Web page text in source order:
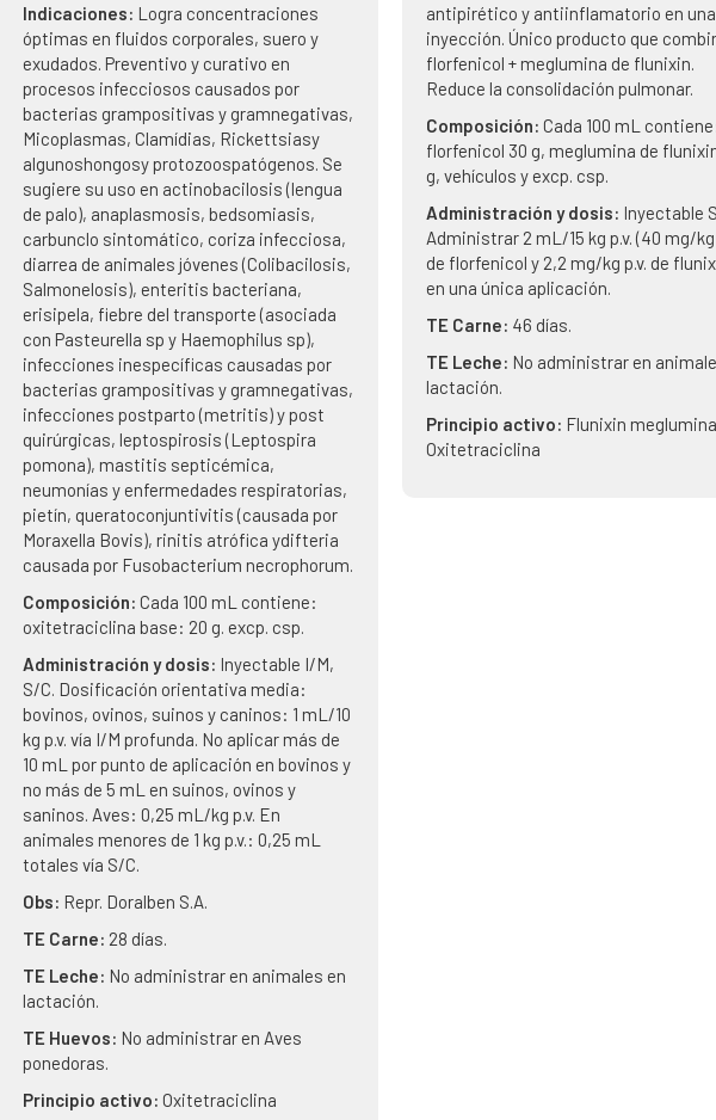
Indicaciones: Logra concentraciones
óptimas en fluidos corporales, suero y
exudados. Preventivo y curativo en
procesos infecciosos causados por
bacterias grampositivas y gramnegativas,
Micoplasmas, Clamídias, Rickettsiasy
algunoshongosy protozoospatógenos. Se
sugiere su uso en actinobacilosis (lengua
de palo), anaplasmosis, bedsomiasis,
carbunclo sintomático, coriza infecciosa,
diarrea de animales jóvenes (Colibacilosis,
Salmonelosis), enteritis bacteriana,
erisipela, fiebre del transporte (asociada
con Pasteurella sp y Haemophilus sp),
infecciones inespecíficas causadas por
bacterias grampositivas y gramnegativas,
infecciones postparto (metritis) y post
quirúrgicas, leptospirosis (Leptospira
pomona), mastitis septicémica,
neumonías y enfermedades respiratorias,
pietín, queratoconjuntivitis (causada por
Moraxella Bovis), rinitis atrófica ydifteria
causada por Fusobacterium necrophorum.
Composición:Cada 100 mL contiene:
oxitetraciclina base: 20 g. excp. csp.
Administración y dosis: Inyectable I/M,
S/C. Dosificación orientativa media:
bovinos, ovinos, suinos y caninos: 1 mL/10
kg p.v. vía I/M profunda. No aplicar más de
10 mL por punto de aplicación en bovinos y
no más de 5 mL en suinos, ovinos y
saninos. Aves: 0,25 mL/kg p.v. En
animales menores de 1 kg p.v.: 0,25 mL
totales vía S/C.
Obs: Repr. Doralben S.A.
TE Carne: 28 días.
TE Leche: No administrar en animales en
lactación.
TE Huevos: No administrar en Aves
ponedoras.
Principio activo:Oxitetraciclina
antipirético y antiinflamatorio en
inyección. Único producto que
florfenicol + meglumina de flunixin.
Reduce la consolidación pulmonar.
Composición: Cada 100 mL
florfenicol 30 g, meglumina de
g, vehículos y excp. csp.
Administración y dosis: Inyectable
Administrar 2 mL/15 kg p.v. (40 mg/kg
de florfenicol y 2,2 mg/kg p.v. de
en una única aplicación.
TE Carne: 46 días.
TE Leche: No administrar en
lactación.
Principio activo: Flunixin
Oxitetraciclina